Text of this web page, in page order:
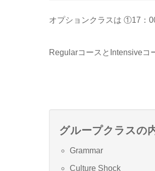
オプションクラスは ①17：
RegularコースとIntensiveコ
グループクラスの
Grammar
Culture Shock